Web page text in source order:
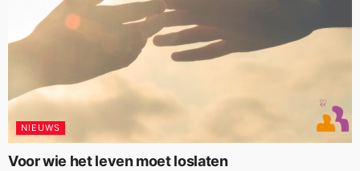
NIEUWS
Voor wie het leven moet loslaten